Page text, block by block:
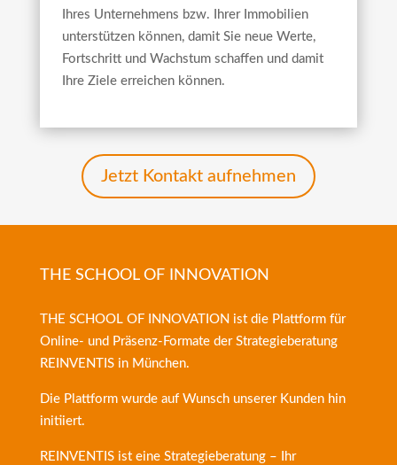
Ihres Unternehmens bzw. Ihrer Immobilien
unterstützen können, damit Sie neue Werte,
Fortschritt und Wachstum schaffen und damit
Ihre Ziele erreichen können.
Jetzt Kontakt aufnehmen
THE SCHOOL OF INNOVATION
THE SCHOOL OF INNOVATION ist die Plattform für
Online- und Präsenz-Formate der Strategieberatung
REINVENTISin München.
Die Plattform wurde auf Wunsch unserer Kunden hin
initiiert.
REINVENTIS ist eine Strategieberatung – Ihr